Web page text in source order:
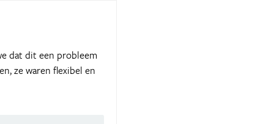
dat dit een probleem
ze waren flexibel en